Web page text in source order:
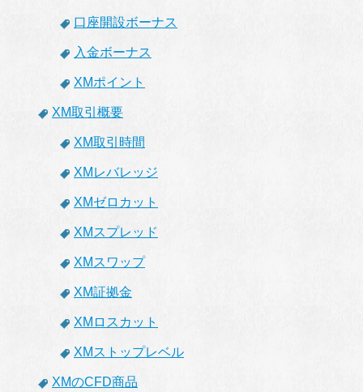
口座開設ボーナス
入金ボーナス
XMポイント
XM取引概要
XM取引時間
XMレバレッジ
XMゼロカット
XMスプレッド
XMスワップ
XM証拠金
XMロスカット
XMストップレベル
XMのCFD商品